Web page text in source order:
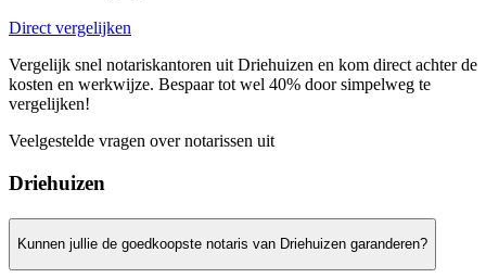
Direct vergelijken
Vergelijk snel notariskantoren uit Driehuizen en kom direct achter de
kosten en werkwijze. Bespaar tot wel 40% door simpelweg te
vergelijken!
Veelgestelde vragen over notarissen uit
Driehuizen
Kunnen jullie de goedkoopste notaris van Driehuizen garanderen?